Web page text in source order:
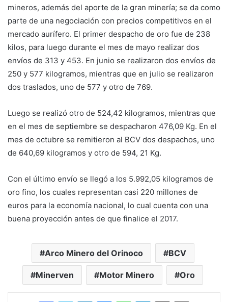
mineros, además del aporte de la gran minería; se da como
parte de una negociación con precios competitivos en el
mercado aurífero. El primer despacho de oro fue de 238
kilos, para luego durante el mes de mayo realizar dos
envíos de 313 y 453. En junio se realizaron dos envíos de
250 y 577 kilogramos, mientras que en julio se realizaron
dos traslados, uno de 577 y otro de 769.
Luego se realizó otro de 524,42 kilogramos, mientras que
en el mes de septiembre se despacharon 476,09 Kg. En el
mes de octubre se remitieron al BCV dos despachos, uno
de 640,69 kilogramos y otro de 594, 21 Kg.
Con el último envío se llegó a los 5.992,05 kilogramos de
oro fino, los cuales representan casi 220 millones de
euros para la economía nacional, lo cual cuenta con una
buena proyección antes de que finalice el 2017.
Arco Minero del Orinoco BCV
Minerven Motor Minero Oro